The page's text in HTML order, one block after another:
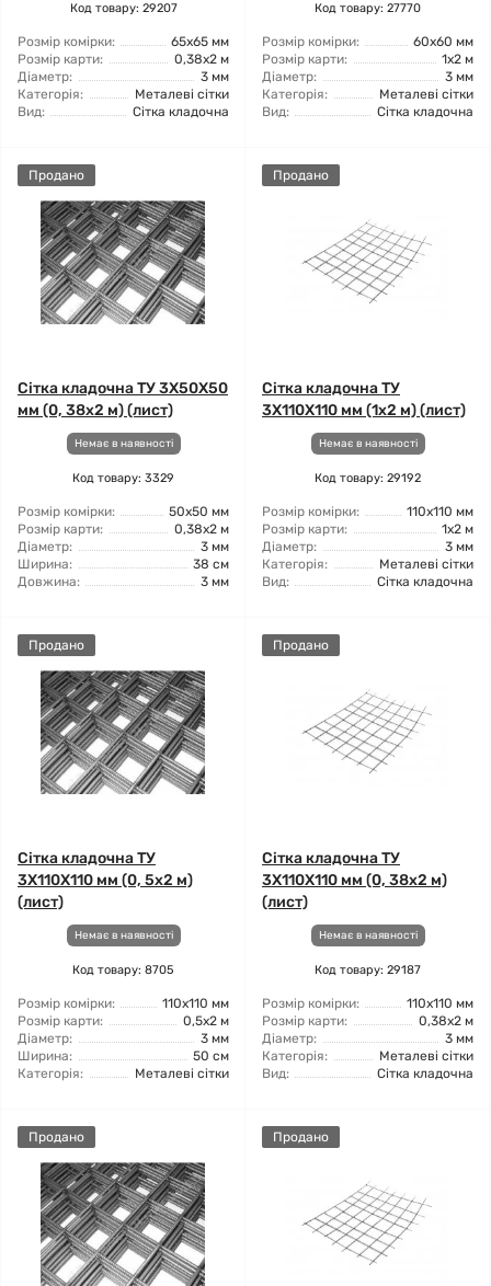
Код товару: 29207
Розмір комірки:
65x65 мм
Розмір карти:
0,38x2 м
Діаметр:
3 мм
Категорія:
Металеві сітки
Вид:
Сітка кладочна
Код товару: 27770
Розмір комірки:
60x60 мм
Розмір карти:
1x2 м
Діаметр:
3 мм
Категорія:
Металеві сітки
Вид:
Сітка кладочна
Продано
Сітка кладочна ТУ 3X50X50
мм (0, 38x2 м) (лист)
Немає в наявності
Код товару: 3329
Розмір комірки:
50x50 мм
Розмір карти:
0,38x2 м
Діаметр:
3 мм
Ширина:
38 см
Довжина:
3 мм
Продано
Сітка кладочна ТУ
3X110X110 мм (1x2 м) (лист)
Немає в наявності
Код товару: 29192
Розмір комірки:
110x110 мм
Розмір карти:
1x2 м
Діаметр:
3 мм
Категорія:
Металеві сітки
Вид:
Сітка кладочна
Продано
Сітка кладочна ТУ
3X110X110 мм (0, 5x2 м)
(лист)
Немає в наявності
Код товару: 8705
Розмір комірки:
110x110 мм
Розмір карти:
0,5x2 м
Діаметр:
3 мм
Ширина:
50 см
Категорія:
Металеві сітки
Продано
Сітка кладочна ТУ
3X110X110 мм (0, 38x2 м)
(лист)
Немає в наявності
Код товару: 29187
Розмір комірки:
110x110 мм
Розмір карти:
0,38x2 м
Діаметр:
3 мм
Категорія:
Металеві сітки
Вид:
Сітка кладочна
Продано Продано